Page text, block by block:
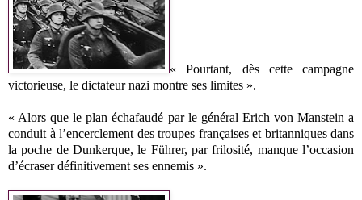
« Pourtant, dès cette campagne
victorieuse, le dictateur nazi montre ses limites ».
« Alors que le plan échafaudé par le général Erich von Manstein a
conduit à l’encerclement des troupes françaises et britanniques dans
la poche de Dunkerque, le Führer, par frilosité, manque l’occasion
d’écraser définitivement ses ennemis ».